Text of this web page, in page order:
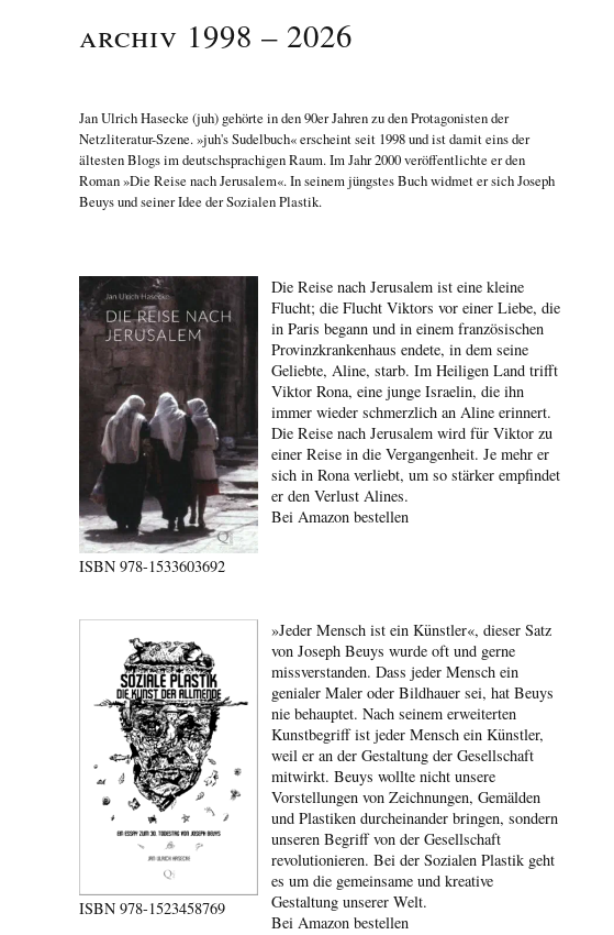
Archiv 1998 – 2026
Jan Ulrich Hasecke (juh) gehörte in den 90er Jahren zu den Protagonisten der
Netzliteratur-Szene. »juh's Sudelbuch« erscheint seit 1998 und ist damit eins der
ältesten Blogs im deutschsprachigen Raum. Im Jahr 2000 veröffentlichte er den
Roman»Die Reise nach Jerusalem«. In seinem jüngstes Buch widmet er sichJoseph
Beuys und seiner Idee der Sozialen Plastik.
ISBN978-1533603692
Die Reise nach Jerusalem ist eine kleine
Flucht; die Flucht Viktors vor einer Liebe, die
in Paris begann und in einem französischen
Provinzkrankenhaus endete, in dem seine
Geliebte, Aline, starb. Im Heiligen Land trifft
Viktor Rona, eine junge Israelin, die ihn
immer wieder schmerzlich an Aline erinnert.
Die Reise nach Jerusalem wird für Viktor zu
einer Reise in die Vergangenheit. Je mehr er
sich in Rona verliebt, um so stärker empfindet
er den Verlust Alines.
Bei Amazon bestellen
ISBN978-1523458769
»Jeder Mensch ist ein Künstler«, dieser Satz
von Joseph Beuys wurde oft und gerne
missverstanden. Dass jeder Mensch ein
genialer Maler oder Bildhauer sei, hat Beuys
nie behauptet. Nach seinem erweiterten
Kunstbegriff ist jeder Mensch ein Künstler,
weil er an der Gestaltung der Gesellschaft
mitwirkt. Beuys wollte nicht unsere
Vorstellungen von Zeichnungen, Gemälden
und Plastiken durcheinander bringen, sondern
unseren Begriff von der Gesellschaft
revolutionieren. Bei der Sozialen Plastik geht
es um die gemeinsame und kreative
Gestaltung unserer Welt.
Bei Amazon bestellen